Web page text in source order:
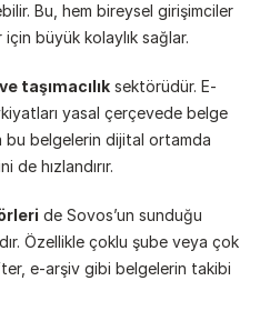
Bu, hem bireysel girişimciler
büyük kolaylık sağlar.
taşımacılık sektörüdür. E-
yasal çerçevede belge
bu belgelerin dijital ortamda
de hızlandırır.
de Sovos’un sunduğu
Özellikle çoklu şube veya çok
e-arşiv gibi belgelerin takibi